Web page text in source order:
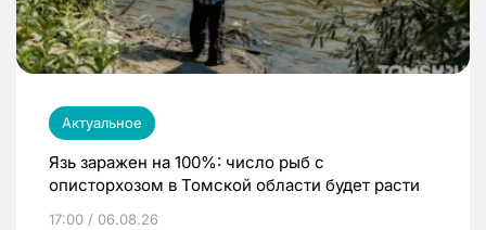
Актуальное
Язь заражен на 100%: число рыб с
описторхозом в Томской области будет расти
17:00 / 06.08.26